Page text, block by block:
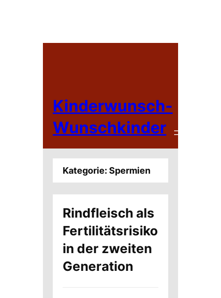
Kinderwunsch-
Wunschkinder
Kategorie:Spermien
Rindfleisch als
Fertilitätsrisiko
in der zweiten
Generation